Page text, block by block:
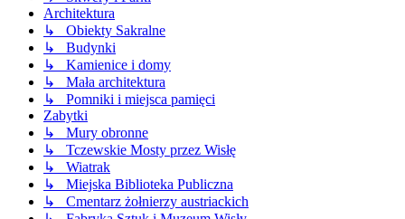
Architektura
↳ Obiekty Sakralne
↳ Budynki
↳ Kamienice i domy
↳ Mała architektura
↳ Pomniki i miejsca pamięci
Zabytki
↳ Mury obronne
↳ Tczewskie Mosty przez Wisłę
↳ Wiatrak
↳ Miejska Biblioteka Publiczna
↳ Cmentarz żołnierzy austriackich